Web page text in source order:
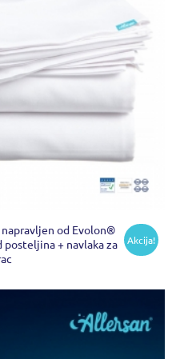
od Evolon®
+ navlaka za
Akcija!